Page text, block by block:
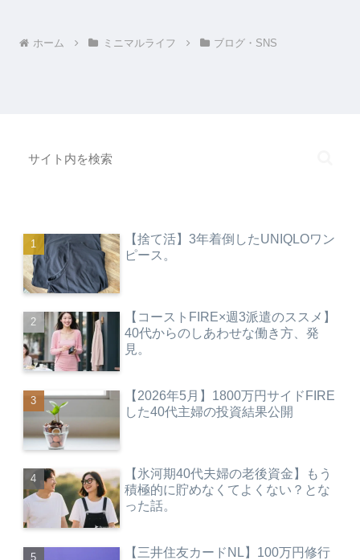
ホーム ミニマルライフ ブログ・SNS
【捨て活】3年着倒したUNIQLOワン
ピース。
【コーストFIRE×週3派遣のススメ】
40代からのしあわせな働き方、発
見。
【2026年5月】1800万円サイドFIRE
した40代主婦の投資結果公開
【氷河期40代夫婦の老後資金】もう
積極的に貯めなくてよくない？とな
った話。
【三井住友カードNL】100万円修行